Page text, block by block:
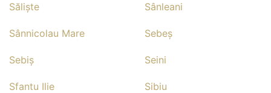
Sălişte Sânleani
Sânnicolau Mare Sebeş
Sebiş Seini
Sfantu Ilie Sibiu